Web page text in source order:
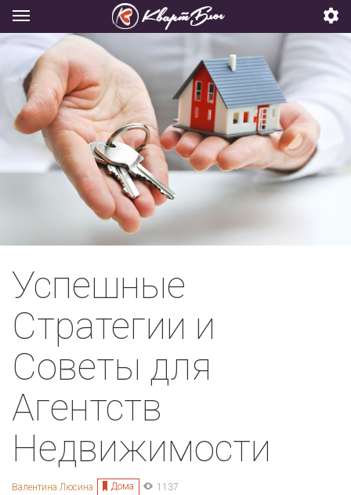
Успешные
Стратегии и
Советы для
Агентств
Недвижимости
Валентина Люсина Дома 1137